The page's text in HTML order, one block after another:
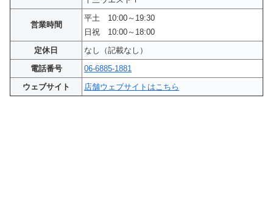
営業時間
平土 10:00～19:30
日祝 10:00～18:00
定休日
なし（記載なし）
電話番号
06-6885-1881
ウェブサイト
店舗ウェブサイトはこちら